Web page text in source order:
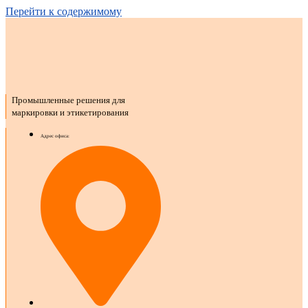
Перейти к содержимому
Промышленные решения для
маркировки и этикетирования
Адрес офиса: